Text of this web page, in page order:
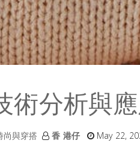
術分析與
尚與穿搭 香 港仔 May 22,